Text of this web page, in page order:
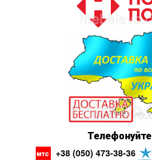
Телефонуйте
+38 (050) 473-38-36